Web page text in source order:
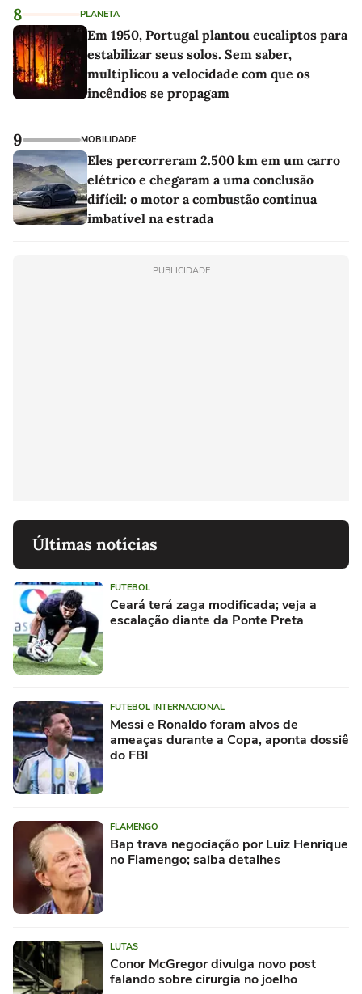
8 PLANETA
Em 1950, Portugal plantou eucaliptos para
estabilizar seus solos. Sem saber,
multiplicou a velocidade com que os
incêndios se propagam
9 MOBILIDADE
Eles percorreram 2.500 km em um carro
elétrico e chegaram a uma conclusão
difícil: o motor a combustão continua
imbatível na estrada
PUBLICIDADE
Últimas notícias
FUTEBOL
Ceará terá zaga modificada; veja a
escalação diante da Ponte Preta
FUTEBOL INTERNACIONAL
Messi e Ronaldo foram alvos de
ameaças durante a Copa, aponta dossiê
do FBI
FLAMENGO
Bap trava negociação por Luiz Henrique
no Flamengo; saiba detalhes
LUTAS
Conor McGregor divulga novo post
falando sobre cirurgia no joelho